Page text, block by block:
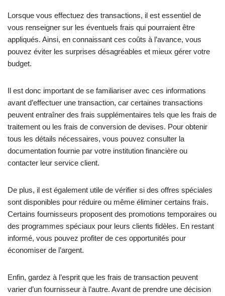
Lorsque vous effectuez des transactions, il est essentiel de
vous renseigner sur les éventuels frais qui pourraient être
appliqués. Ainsi, en connaissant ces coûts à l’avance, vous
pouvez éviter les surprises désagréables et mieux gérer votre
budget.
Il est donc important de se familiariser avec ces informations
avant d’effectuer une transaction, car certaines transactions
peuvent entraîner des frais supplémentaires tels que les frais de
traitement ou les frais de conversion de devises. Pour obtenir
tous les détails nécessaires, vous pouvez consulter la
documentation fournie par votre institution financière ou
contacter leur service client.
De plus, il est également utile de vérifier si des offres spéciales
sont disponibles pour réduire ou même éliminer certains frais.
Certains fournisseurs proposent des promotions temporaires ou
des programmes spéciaux pour leurs clients fidèles. En restant
informé, vous pouvez profiter de ces opportunités pour
économiser de l’argent.
Enfin, gardez à l’esprit que les frais de transaction peuvent
varier d’un fournisseur à l’autre. Avant de prendre une décision